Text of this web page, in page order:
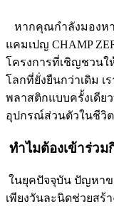
หากคุณกำลังมองหา
แคมเปญ CHAMP
โครงการที่เชิญชวนใ
โลกที่ยั่งยืนกว่าเดิม เ
พลาสติกแบบครั้งเดี
อุปกรณ์ส่วนตัวในชีวิ
ทำไมต้องเข้าร่วม
ในยุคปัจจุบัน ปัญหาข
เพียงวันละนิดช่วยสร้